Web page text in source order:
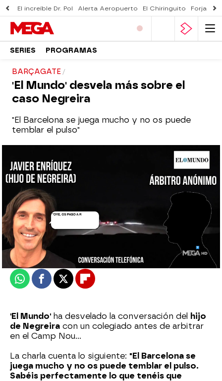
El increíble Dr. Pol Alerta Aeropuerto El Chiringuito Forjado
SERIES PROGRAMAS
BARÇAGATE
'El Mundo' desvela más sobre el
caso Negreira
"El Barcelona se juega mucho y no os puede
temblar el pulso"
El Chiringuito
Actualizado:
Publicado:22 de febrero de 2023, 02:32
WhatsappFacebook
X Flipboard
'El Mundo' ha desvelado la conversación del hijo
de Negreira con un colegiado antes de arbitrar
en el Camp Nou...
La charla cuenta lo siguiente: "El Barcelona se
juega mucho y no os puede temblar el pulso.
Sabéis perfectamente lo que tenéis que